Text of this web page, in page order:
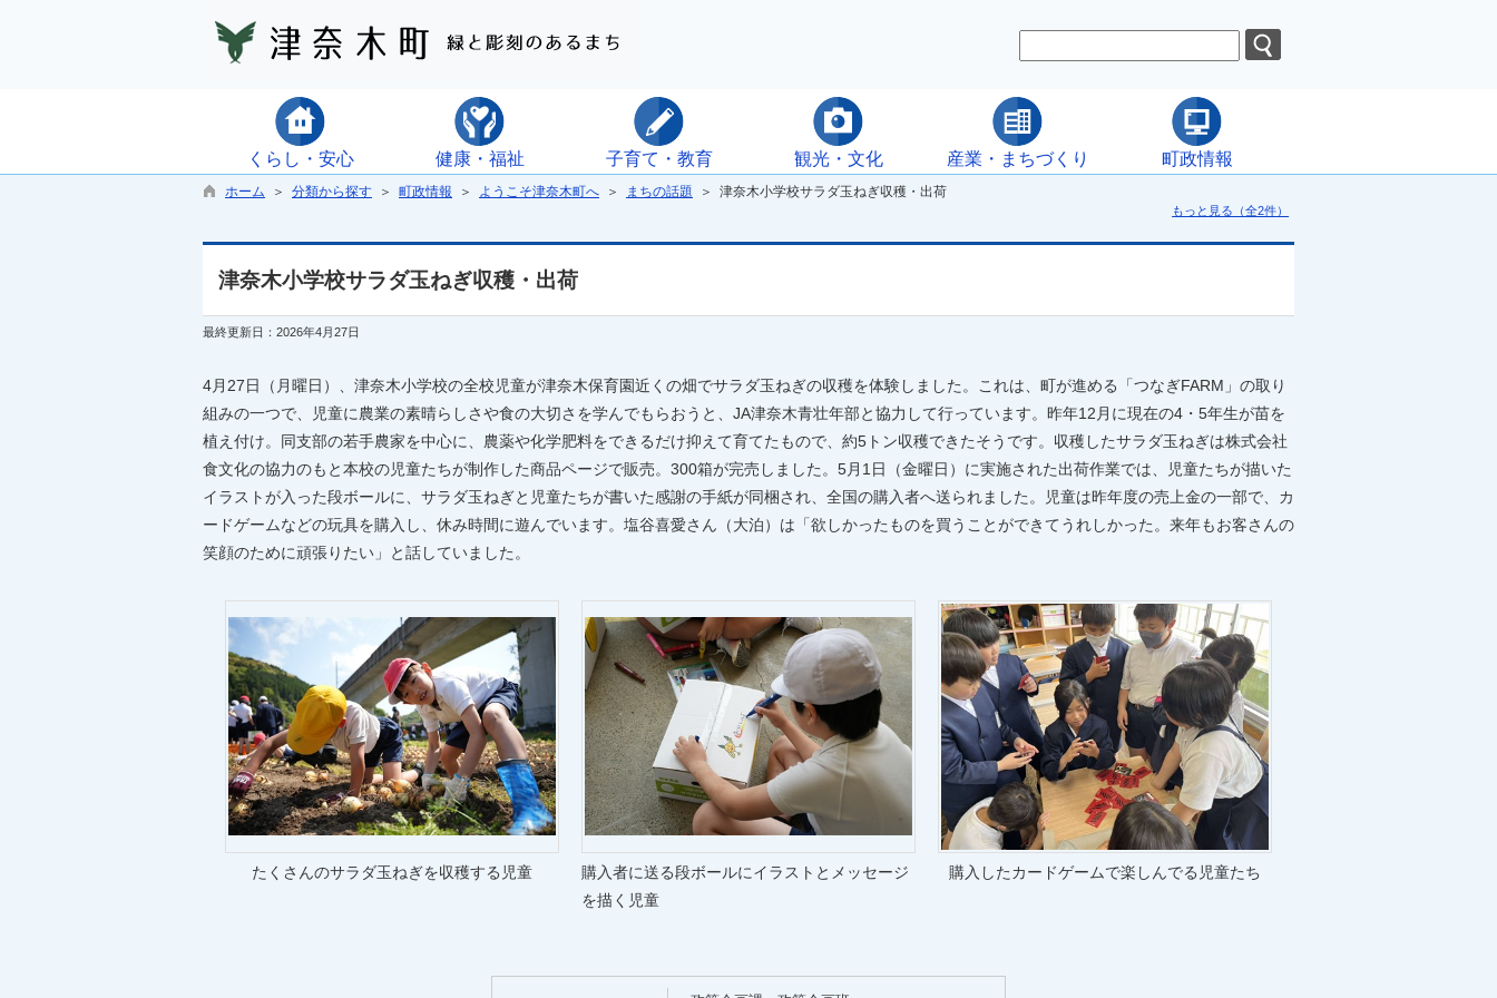
くらし・安心 健康・福祉 子育て・教育 観光・文化 産業・まちづくり 町政情報
ホーム ＞ 分類から探す ＞ 町政情報 ＞ ようこそ津奈木町へ ＞ まちの話題 ＞ 津奈木小学校サラダ玉ねぎ収穫・出荷
もっと見る（全2件）
津奈木小学校サラダ玉ねぎ収穫・出荷
最終更新日：2026年4月27日
4月27日（月曜日）、津奈木小学校の全校児童が津奈木保育園近くの畑でサラダ玉ねぎの収穫を体験しました。これは、町が進める「つなぎFARM」の取り
組みの一つで、児童に農業の素晴らしさや食の大切さを学んでもらおうと、JA津奈木青壮年部と協力して行っています。昨年12月に現在の4・5年生が苗を
植え付け。同支部の若手農家を中心に、農薬や化学肥料をできるだけ抑えて育てたもので、約5トン収穫できたそうです。収穫したサラダ玉ねぎは株式会社
食文化の協力のもと本校の児童たちが制作した商品ページで販売。300箱が完売しました。5月1日（金曜日）に実施された出荷作業では、児童たちが描いた
イラストが入った段ボールに、サラダ玉ねぎと児童たちが書いた感謝の手紙が同梱され、全国の購入者へ送られました。児童は昨年度の売上金の一部で、カ
ードゲームなどの玩具を購入し、休み時間に遊んでいます。塩谷喜愛さん（大泊）は「欲しかったものを買うことができてうれしかった。来年もお客さんの
笑顔のために頑張りたい」と話していました。
たくさんのサラダ玉ねぎを収穫する児童
購入者に送る段ボールにイラストとメッセージ
を描く児童
購入したカードゲームで楽しんでる児童たち